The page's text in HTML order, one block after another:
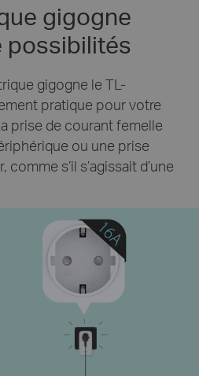
gigogne
possibilités
gigogne le TL-
pratique pour votre
prise de courant femelle
ou une prise
comme s’il s’agissait d’une